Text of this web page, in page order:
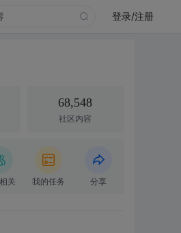
登录/注册
68,548
社区内容
关 我的任务 分享